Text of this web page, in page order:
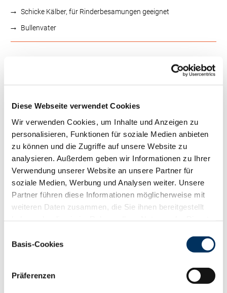
Diese Webseite verwendet Cookies
Wir verwenden Cookies, um Inhalte und Anzeigen zu
personalisieren, Funktionen für soziale Medien anbieten
zu können und die Zugriffe auf unsere Website zu
analysieren. Außerdem geben wir Informationen zu Ihrer
Verwendung unserer Website an unsere Partner für
soziale Medien, Werbung und Analysen weiter. Unsere
Partner führen diese Informationen möglicherweise mit
weiteren Daten zusammen, die Sie ihnen bereitgestellt
Cookies, wenn Sie unsere Webseite weiterhin nutzen.
Basis-Cookies
Präferenzen
Schicke Kälber, für Rinderbesamungen geeignet
Bullenvater
124
RZN
123
RZKd
RZKm
112
RZÖko
Gesundheit
88
105
99
Produktion